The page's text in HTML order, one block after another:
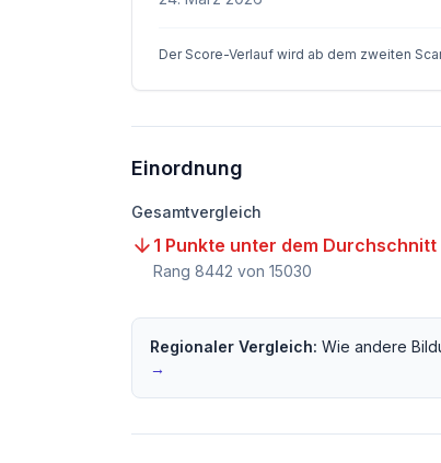
Der Score-Verlauf wird ab dem zweiten
Einordnung
Gesamtvergleich
1 Punkte unter dem Durchschnitt
Rang 8442 von 15030
Regionaler Vergleich: Wie andere
→